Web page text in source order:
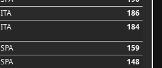
ITA
186
ITA 184
SPA
159
SPA
148